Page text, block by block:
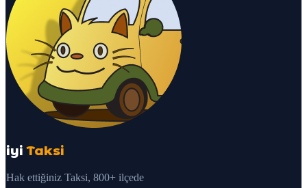
iyi Taksi
Hak ettiğiniz Taksi, 800+ ilçede